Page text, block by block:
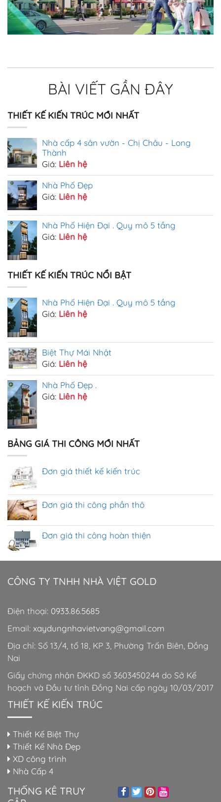
BÀI VIẾT GẦN ĐÂY
THIẾT KẾ KIẾN TRÚC MỚI NHẤT
Nhà cấp 4 sân vườn - Chị Châu - Long
Thành
Giá: Liên hệ
Nhà Phố Đẹp
Giá: Liên hệ
Nhà Phố Hiện Đại . Quy mô 5 tầng
Giá: Liên hệ
THIẾT KẾ KIẾN TRÚC NỔI BẬT
Nhà Phố Hiện Đại . Quy mô 5 tầng
Giá: Liên hệ
Biệt Thự Mái Nhật
Giá: Liên hệ
Nhà Phố Đẹp .
Giá: Liên hệ
BẢNG GIÁ THI CÔNG MỚI NHẤT
Đơn giá thiết kế kiến trúc
Đơn giá thi công phần thô
Đơn giá thi công hoàn thiện
CÔNG TY TNHH NHÀ VIỆT GOLD
Điện thoại: 0933.86.5685
Email: xaydungnhavietvang@gmail.com
Địa chỉ: Số 13/4, tổ 18, KP 3, Phường Trấn Biên, Đồng
Nai
Giấy chứng nhận ĐKKD số 3603450244 do Sở Kế
hoạch và Đầu tư tỉnh Đồng Nai cấp ngày 10/03/2017
THIẾT KẾ KIẾN TRÚC
Thiết Kế Biệt Thự
Thiết Kế Nhà Đẹp
XD công trình
Nhà Cấp 4
THỐNG KÊ TRUY